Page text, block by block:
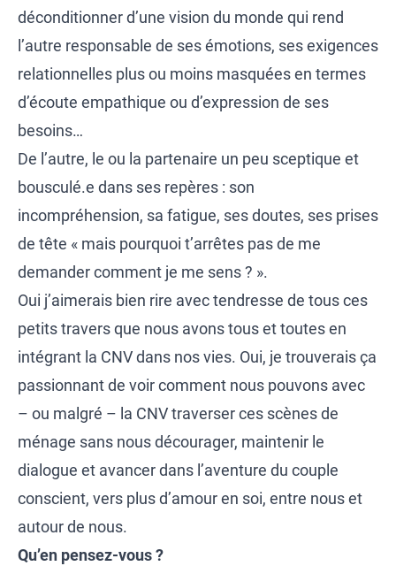
déconditionner d’une vision du monde qui rend
l’autre responsable de ses émotions, ses exigences
relationnelles plus ou moins masquées en termes
d’écoute empathique ou d’expression de ses
besoins…
De l’autre, le ou la partenaire un peu sceptique et
bousculé.e dans ses repères : son
incompréhension, sa fatigue, ses doutes, ses prises
de tête « mais pourquoi t’arrêtes pas de me
demander comment je me sens ? ».
Oui j’aimerais bien rire avec tendresse de tous ces
petits travers que nous avons tous et toutes en
intégrant la CNV dans nos vies. Oui, je trouverais ça
passionnant de voir comment nous pouvons avec
– ou malgré – la CNV traverser ces scènes de
ménage sans nous décourager, maintenir le
dialogue et avancer dans l’aventure du couple
conscient, vers plus d’amour en soi, entre nous et
autour de nous.
Qu’en pensez-vous ?